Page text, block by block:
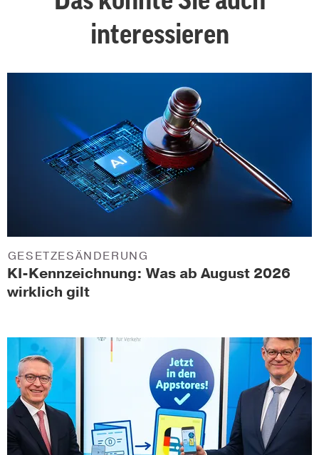
interessieren
KI-Kennzeichnung: Was ab August 2026
wirklich gilt
GESETZESÄNDERUNG